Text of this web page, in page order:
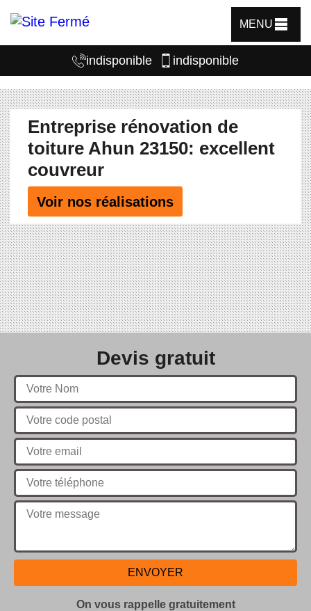
MENU
indisponible indisponible
Entreprise rénovation de
toiture Ahun 23150: excellent
couvreur
Voir nos réalisations
Devis gratuit
On vous rappelle gratuitement